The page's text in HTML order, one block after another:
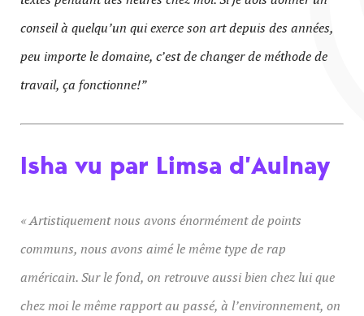
conseil à quelqu’un qui exerce son art depuis des années,
peu importe le domaine, c’est de changer de méthode de
travail, ça fonctionne!”
Isha vu par Limsa d’Aulnay
« Artistiquement nous avons énormément de points
communs, nous avons aimé le même type de rap
américain. Sur le fond, on retrouve aussi bien chez lui que
chez moi le même rapport au passé, à l’environnement, on